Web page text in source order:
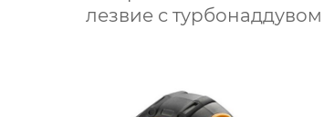
лезвие с турбонаддувом